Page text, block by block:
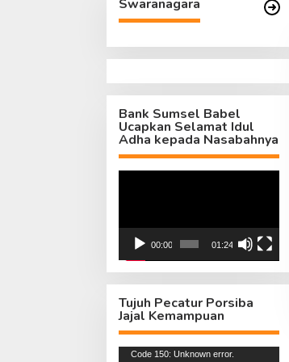
Swaranagara
Bank Sumsel Babel
Ucapkan Selamat Idul
Adha kepada Nasabahnya
00:00 01:24
Tujuh Pecatur Porsiba
Jajal Kemampuan
Pemutar
Code 150: Unknown error.